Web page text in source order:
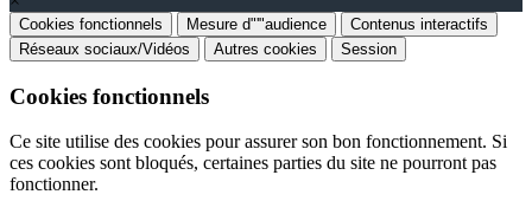
Cookies fonctionnels Mesure d"'"audience
Contenus interactifs
Réseaux sociaux/Vidéos
Autres cookies Session
Cookies fonctionnels
Ce site utilise des cookies pour assurer son bon fonctionnement. Si
ces cookies sont bloqués, certaines parties du site ne pourront pas
fonctionner.